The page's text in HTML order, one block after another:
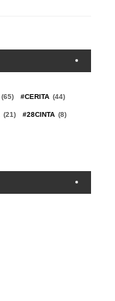
(65) #CERITA (44)
(21) #28CINTA (8)